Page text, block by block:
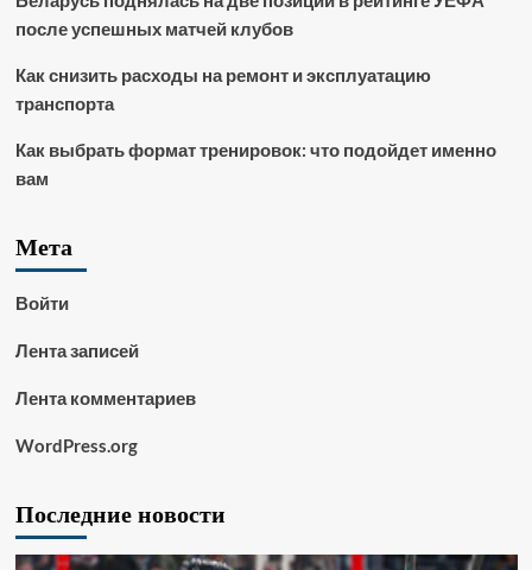
после успешных матчей клубов
Как снизить расходы на ремонт и эксплуатацию
транспорта
Как выбрать формат тренировок: что подойдет именно
вам
Мета
Войти
Лента записей
Лента комментариев
WordPress.org
Последние новости